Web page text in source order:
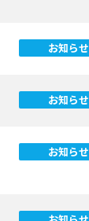
お知らせ
お知らせ
お知らせ